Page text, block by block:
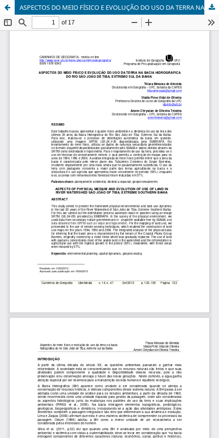
ASPECTOS DO MEIO FÍSICO E EVOLUÇÃO DO USO DA TERRA NA BACIA HIDROGRÁFICA DO RIO SÃO JOÃO DE TIBA, EXTREMO SUL DA BAHIA